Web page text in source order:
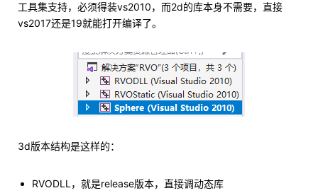
工具集支持，必须得装vs2010，而2d的库本身不需要，直接
vs2017还是19就能打开编译了。
3d版本结构是这样的：
RVODLL，就是release版本，直接调动态库